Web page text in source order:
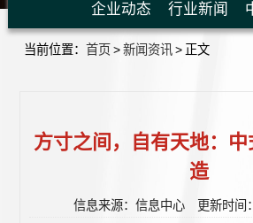
企业动态 行业新闻
当前位置： 首页 >新闻资讯> 正文
方寸之间，自有天地：
造
信息来源：信息中心 更新时间